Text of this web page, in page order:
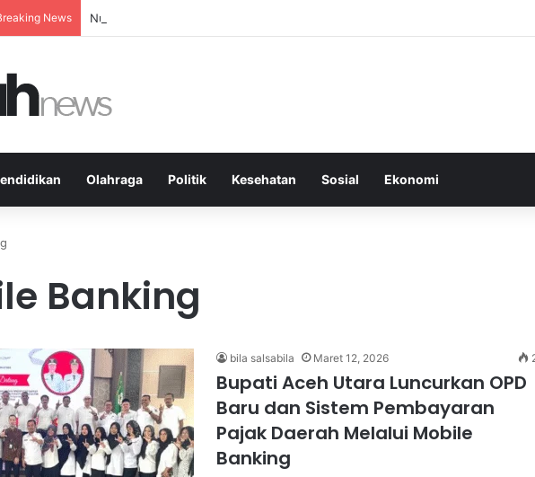
News Nutrisi yang Tepat Sebagai Dasar untuk Gaya Hidup Sehat dan Berkelanjutan
Olahraga Politik Kesehatan Sosial Ekonomi
Banking
bila salsabila Maret 12, 2026
Bupati Aceh Utara Luncurkan OPD
Baru dan Sistem Pembayaran
Pajak Daerah Melalui Mobile
Banking